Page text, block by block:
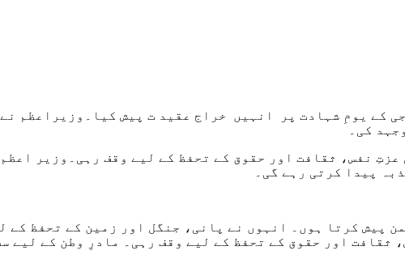
کے یومِ شہادت پر انہیں خراج عقید ت پیش کیا۔وزیراعظم
کی۔
نفس، ثقافت اور حقوق کے تحفظ کے لیے وقف رہی۔وزیر
پیدا کرتی رہے گی۔
پیش کرتا ہوں۔ انہوں نے پانی، جنگل اور زمین کے تحفظ کے
ثقافت اور حقوق کے تحفظ کے لیے وقف رہی۔ مادرِ وطن کے لیے